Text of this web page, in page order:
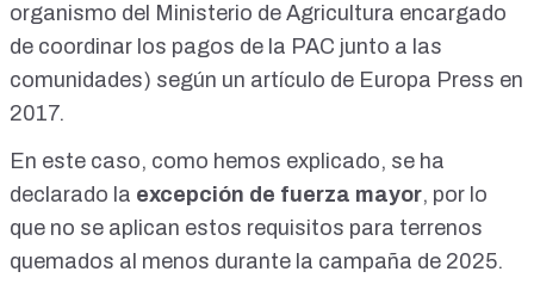
organismo del Ministerio de Agricultura encargado
de coordinar los pagos de la PAC junto a las
comunidades) según un artículo de Europa Press en
2017.
En este caso, como hemos explicado, se ha
declarado la excepción de fuerza mayor, por lo
que no se aplican estos requisitos para terrenos
quemados al menos durante la campaña de 2025.